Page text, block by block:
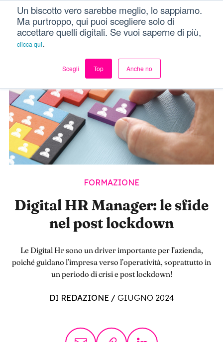
Un biscotto vero sarebbe meglio, lo sappiamo.
Ma purtroppo, qui puoi scegliere solo di
accettare quelli digitali. Se vuoi saperne di più,
clicca qui.
Scegli Top Anche no
Dici Davvero?! Menu
FORMAZIONE
Digital HR Manager: le sfide
nel post lockdown
Le Digital Hr sono un driver importante per l’azienda,
poiché guidano l’impresa verso l’operatività, soprattutto in
un periodo di crisi e post lockdown!
DI REDAZIONE / GIUGNO 2024